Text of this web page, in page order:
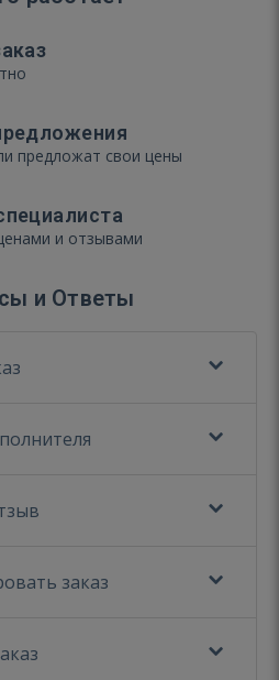
предложат свои цены
и отзывами
и Ответы
заказ